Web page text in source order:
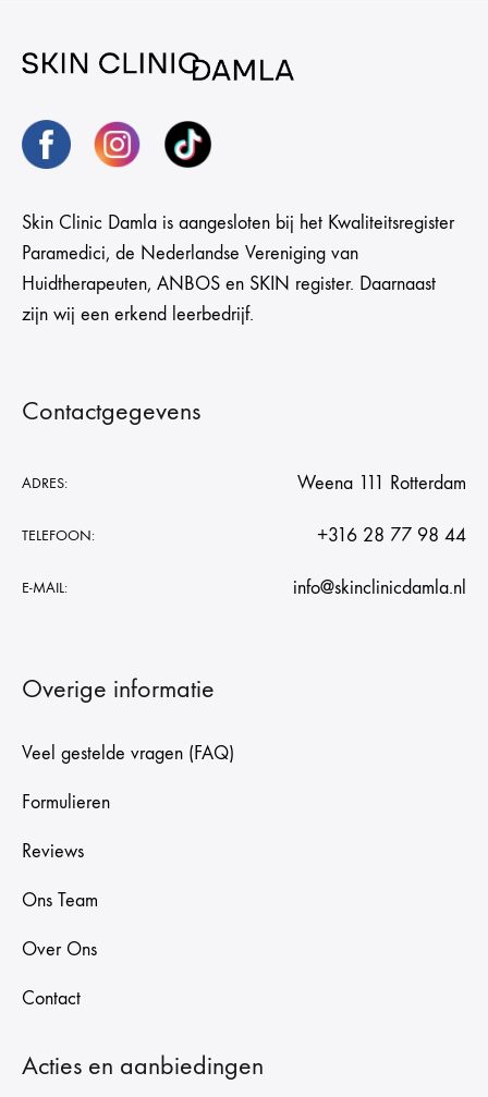
Skin Clinic Damla is aangesloten bij het Kwaliteitsregister
Paramedici, de Nederlandse Vereniging van
Huidtherapeuten, ANBOS en SKIN register. Daarnaast
zijn wij een erkend leerbedrijf.
Contactgegevens
ADRES: Weena 111 Rotterdam
TELEFOON: +316 28 77 98 44
E-MAIL: info@skinclinicdamla.nl
Overige informatie
Veel gestelde vragen (FAQ)
Formulieren
Reviews
Ons Team
Over Ons
Contact
Acties en aanbiedingen